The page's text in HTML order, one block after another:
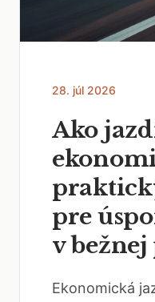
28. júl 2026
Ako
pre
v
Ekonomická